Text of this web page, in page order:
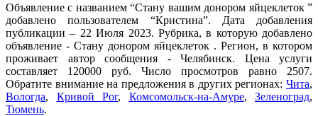
Объявление с названием “Стану вашим донором яйцеклеток ”
добавлено пользователем “Кристина”. Дата добавления
публикации – 22 Июля 2023. Рубрика, в которую добавлено
объявление - Стану донором яйцеклеток . Регион, в котором
проживает автор сообщения - Челябинск. Цена услуги
составляет 120000 руб. Число просмотров равно 2507.
Обратите внимание на предложения в других регионах: Чита,
Вологда, Кривой Рог, Комсомольск-на-Амуре, Зеленоград,
Тюмень.